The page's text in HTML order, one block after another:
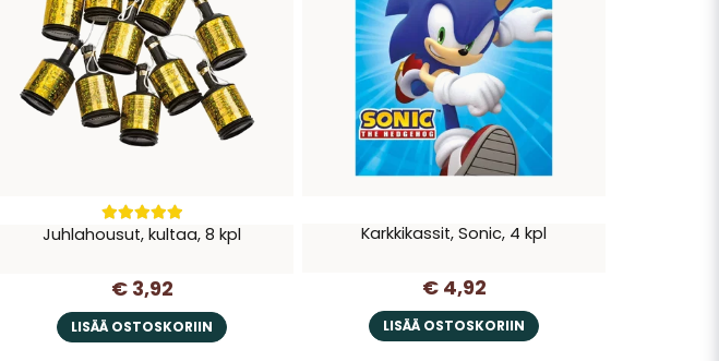
Juhlahousut, kultaa, 8 kpl
€ 3,92
LISÄÄ OSTOSKORIIN
Karkkikassit, Sonic, 4 kpl
€ 4,92
LISÄÄ OSTOSKORIIN